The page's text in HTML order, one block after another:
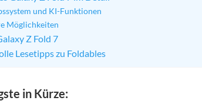
und KI-Funktionen
Möglichkeiten
Z Fold 7
Lesetipps zu Foldables
in Kürze: